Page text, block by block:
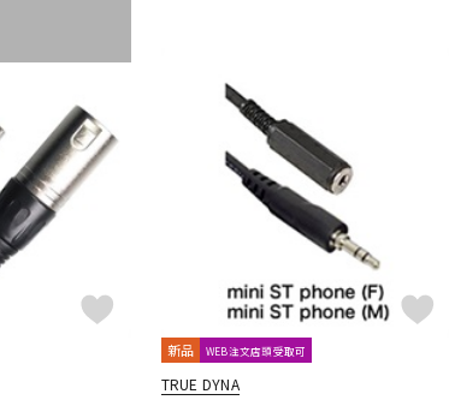
新品 WEB注文店頭受取可
TRUE DYNA